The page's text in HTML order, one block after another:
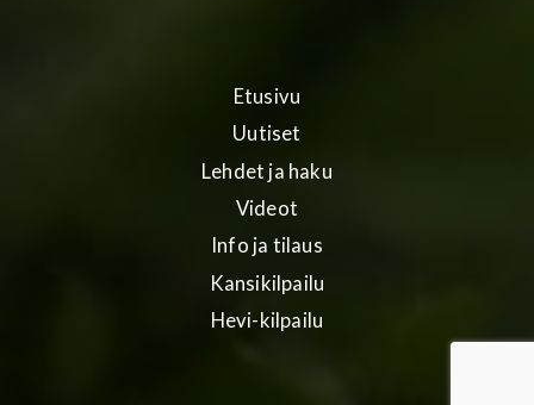
Etusivu
Uutiset
Lehdet ja haku
Videot
Info ja tilaus
Kansikilpailu
Hevi-kilpailu